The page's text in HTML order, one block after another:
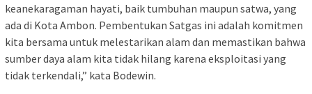
keanekaragaman hayati, baik tumbuhan maupun satwa, yang
ada di Kota Ambon. Pembentukan Satgas ini adalah komitmen
kita bersama untuk melestarikan alam dan memastikan bahwa
sumber daya alam kita tidak hilang karena eksploitasi yang
tidak terkendali,” kata Bodewin.